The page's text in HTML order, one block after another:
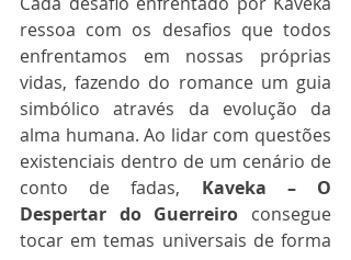
ressoa com os desafios que todos
enfrentamos em nossas próprias
vidas, fazendo do romance um guia
simbólico através da evolução da
alma humana. Ao lidar com questões
existenciais dentro de um cenário de
conto de fadas, Kaveka – O
Despertar do Guerreiro consegue
tocar em temas universais de forma